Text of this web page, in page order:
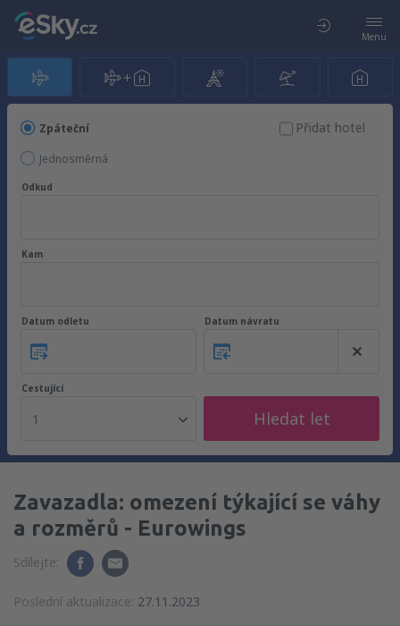
Menu
Zpáteční
Jednosměrná
Přidat hotel
Odkud
Kam
Datum odletu Datum návratu
Cestující
1 Hledat let
Zavazadla: omezení týkající se váhy
a rozměrů - Eurowings
Sdílejte:
Poslední aktualizace: 27.11.2023